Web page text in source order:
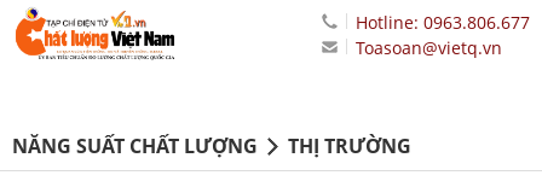
Hotline: 0963.806.677
Toasoan@vietq.vn
NĂNG SUẤT CHẤT LƯỢNG THỊ TRƯỜNG